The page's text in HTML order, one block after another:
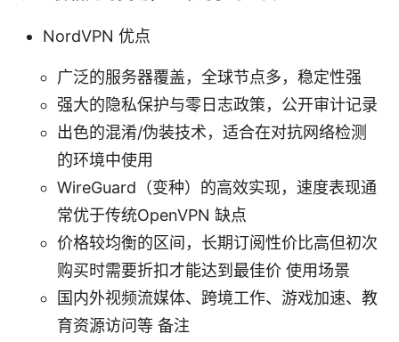
NordVPN 优点
广泛的服务器覆盖，全球节点多，稳定性强
强大的隐私保护与零日志政策，公开审计记录
出色的混淆/伪装技术，适合在对抗网络检测
的环境中使用
WireGuard（变种）的高效实现，速度表现通
常优于传统OpenVPN 缺点
价格较均衡的区间，长期订阅性价比高但初次
购买时需要折扣才能达到最佳价 使用场景
国内外视频流媒体、跨境工作、游戏加速、教
育资源访问等 备注